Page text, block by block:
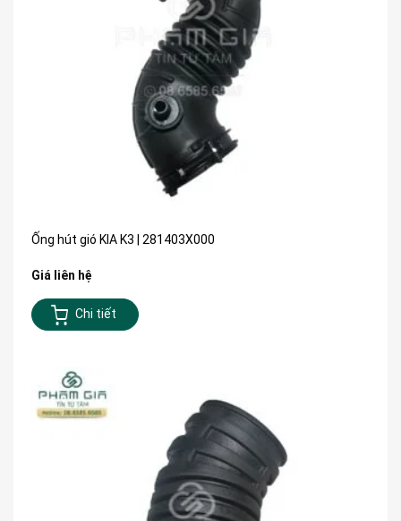
Ống hút gió KIA K3 | 281403X000
Giá liên hệ
Chi tiết